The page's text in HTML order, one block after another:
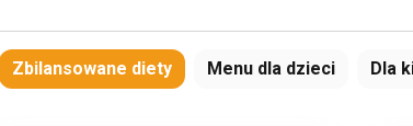
Zbilansowane diety Menu dla dzieci Dla